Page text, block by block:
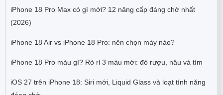
iPhone 18 Pro Max có gì mới? 12 nâng cấp đáng chờ nhất
(2026)
iPhone 18 Air vs iPhone 18 Pro: nên chọn máy nào?
iPhone 18 Pro màu gì? Rò rỉ 3 màu mới: đỏ rượu, nâu và tím
iOS 27 trên iPhone 18: Siri mới, Liquid Glass và loạt tính năng